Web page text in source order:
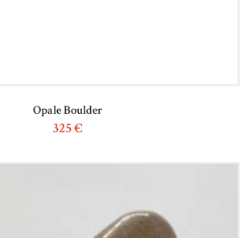
Opale Boulder
325€